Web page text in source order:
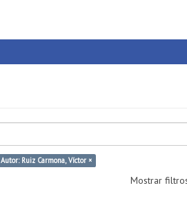
Autor: Ruiz Carmona, Víctor ×
Mostrar